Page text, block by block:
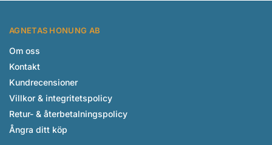
AGNETAS HONUNG AB
Om oss
Kontakt
Kundrecensioner
Villkor & integritetspolicy
Retur- & återbetalningspolicy
Ångra ditt köp